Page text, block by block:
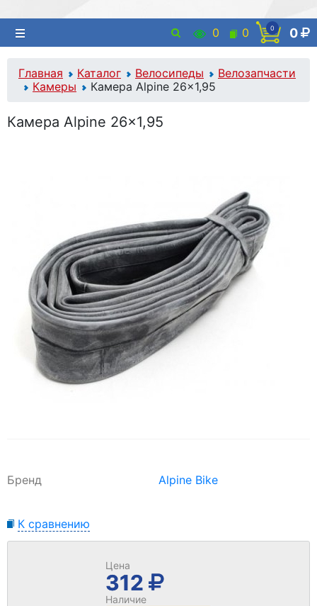
0 0 0 0
Главная Каталог Велосипеды
Велозапчасти
Камеры
Камера Alpine 26x1,95
Камера Alpine 26x1,95
Бренд Alpine Bike
К сравнению
Цена
312
Наличие